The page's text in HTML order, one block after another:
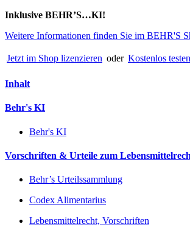
Inklusive BEHR’S…KI!
Weitere Informationen finden Sie im BEHR'S
Jetzt im Shop lizenzieren oder Kostenlos testen
Inhalt
Behr's KI
Behr's KI
Vorschriften & Urteile zum
Behr’s Urteilssammlung
Codex Alimentarius
Lebensmittelrecht, Vorschriften